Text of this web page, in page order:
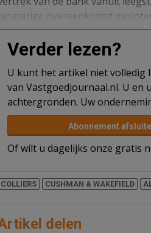
overeenkomst
Verder lezen?
U kunt het artikel niet volledig
van Vastgoedjournaal.nl. U
achtergronden. Uw
Abonnement
Of wilt u dagelijks onze gratis
COLLIERS CUSHMAN & WAKEFIELD
delen